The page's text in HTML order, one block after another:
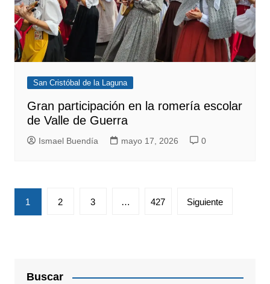
San Cristóbal de la Laguna
Gran participación en la romería escolar
de Valle de Guerra
Ismael Buendía mayo 17, 2026 0
Paginación
de
1 2 3 … 427 Siguiente
Buscar